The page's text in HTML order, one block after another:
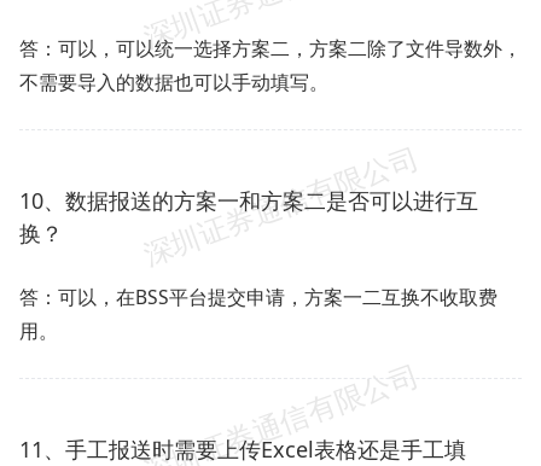
答：可以，可以统一选择方案二，方案二除了文件导数外，
不需要导入的数据也可以手动填写。
10、数据报送的方案一和方案二是否可以进行互
换？
答：可以，在BSS平台提交申请，方案一二互换不收取费
用。
11、手工报送时需要上传Excel表格还是手工填